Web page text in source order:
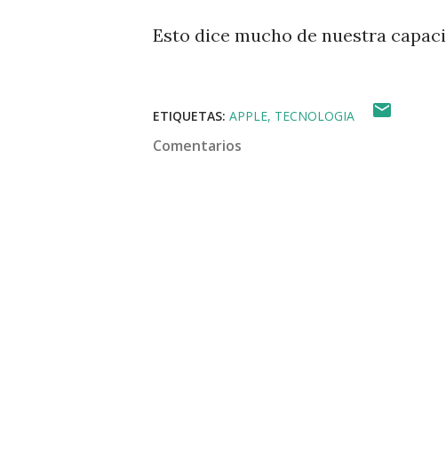
Esto dice mucho de nuestra
ETIQUETAS: APPLE TECNOLOGIA
Comentarios